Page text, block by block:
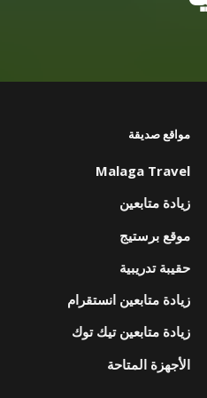
مواقع صديقة
Malaga Travel
زيادة متابعين
موقع برستيج
حقيبة تدريبية
زيادة متابعين انستقرام
زيادة متابعين تيك توك
الأجهزة المتاحة